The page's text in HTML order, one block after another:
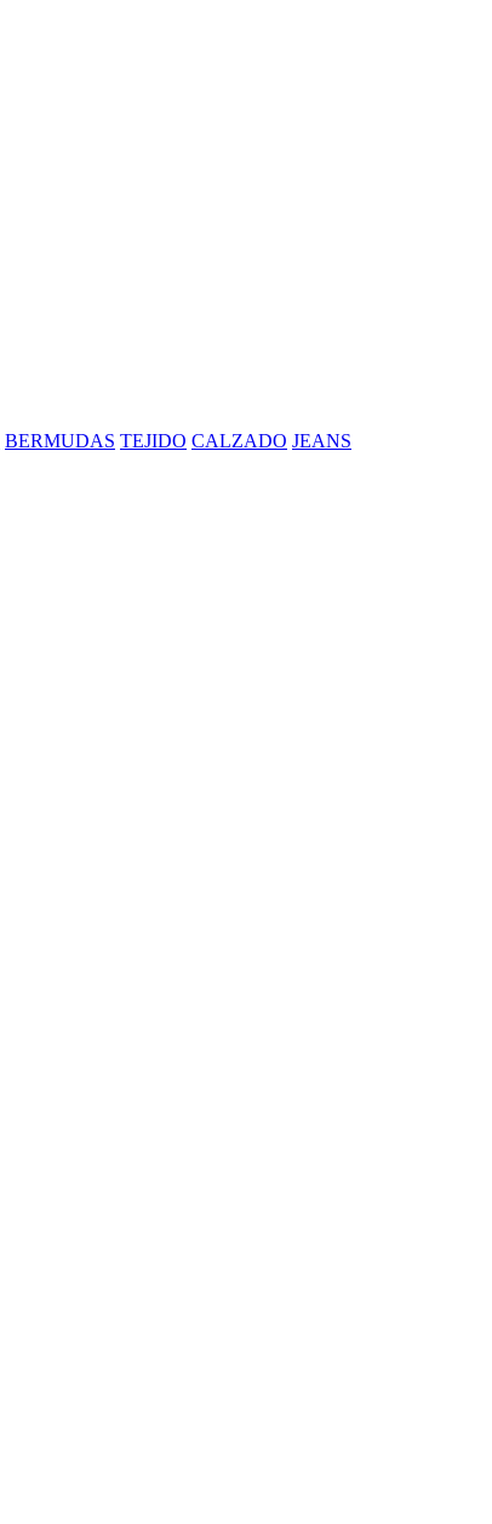
BERMUDAS TEJIDO CALZADO JEANS